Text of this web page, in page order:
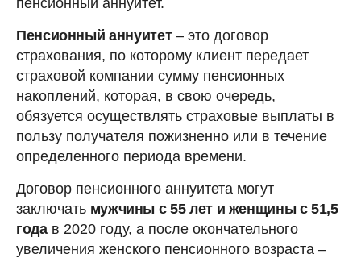
Пенсионный аннуитет– это договор
страхования, по которому клиент передает
страховой компании сумму пенсионных
накоплений, которая, в свою очередь,
обязуется осуществлять страховые выплаты в
пользу получателя пожизненно или в течение
определенного периода времени.
Договор пенсионного аннуитета могут
заключать мужчины с 55 лет и женщины с 51,5
годав 2020 году, а после окончательного
увеличения женского пенсионного возраста –